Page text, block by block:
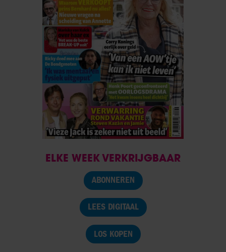
ELKE WEEK VERKRIJGBAAR
ABONNEREN
LEES DIGITAAL
LOS KOPEN